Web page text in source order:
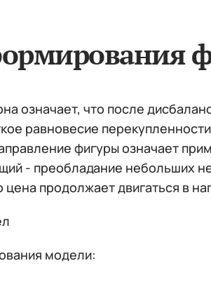
означает, что после
равновесие
фигуры означает
- преобладание небольших
продолжает двигаться в
модели: